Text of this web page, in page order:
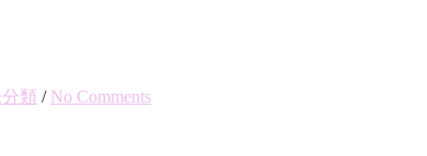
類 / No Comments